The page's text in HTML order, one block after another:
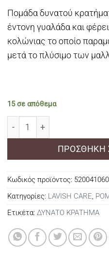
Πομάδα δυνατού
έντονη γυαλάδα και
κολώνιας το οποίο
μετά το πλύσιμο των
15 σε απόθεμα
ΠΡΟΣΘΉΚΗ
Κωδικός προϊόντος:
Κατηγορίες: LAVISH CARE,
Ετικέτα: ΔΥΝΑΤΟ ΚΡΑΤΗΜΑ